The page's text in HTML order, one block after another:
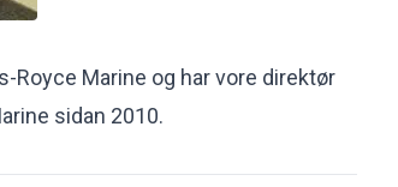
Royce Marine og har vore direktør
sidan 2010.